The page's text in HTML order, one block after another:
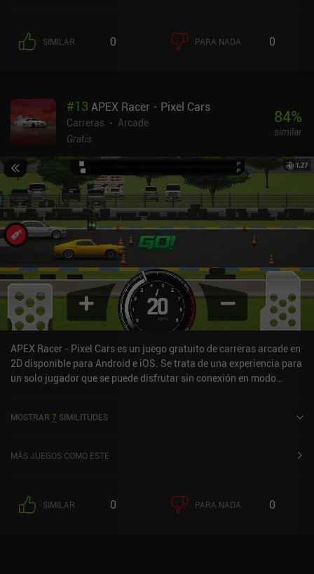
SIMILAR 0 PARA NADA 0
#13 APEX Racer - Pixel Cars
Carreras
Arcade
Gratis
84%
similar
APEX Racer - Pixel Cars es un juego gratuito de carreras arcade en
2D disponible para Android e iOS. Se trata de una experiencia para
un solo jugador que se puede disfrutar sin conexión en modo
de 2023 y tiene actualmente una puntuación de 4,4 sobre 5,0 en
MOSTRAR 7 SIMILITUDES
MÁS JUEGOS COMO ESTE
SIMILAR 0 PARA NADA 0